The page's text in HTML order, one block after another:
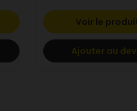
Voir le
Ajouter au